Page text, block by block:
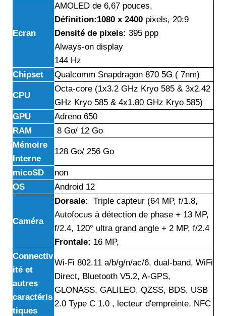
Ecran
AMOLED de 6,67 pouces,
Définition:1080 x 2400 pixels, 20:9
Densité de pixels: 395 ppp
Always-on display
144 Hz
Chipset
Qualcomm Snapdragon 870 5G ( 7nm)
CPU
Octa-core (1x3.2 GHz Kryo 585 & 3x2.42
GHz Kryo 585 & 4x1.80 GHz Kryo 585)
GPU
Adreno 650
RAM
8 Go/ 12 Go
Mémoire
Interne
128 Go/ 256 Go
micoSD
non
OS
Android 12
Caméra
Dorsale: Triple capteur (64 MP, f/1.8,
Autofocus à détection de phase + 13 MP,
f/2.4, 120° ultra grand angle + 2 MP, f/2.4
Frontale: 16 MP,
Connectiv
ité et
autres
caractéris
tiques
Wi-Fi 802.11 a/b/g/n/ac/6, dual-band, WiFi
Direct, Bluetooth V5.2, A-GPS,
GLONASS, GALILEO, QZSS, BDS, USB
2.0 Type C 1.0 , lecteur d'empreinte, NFC